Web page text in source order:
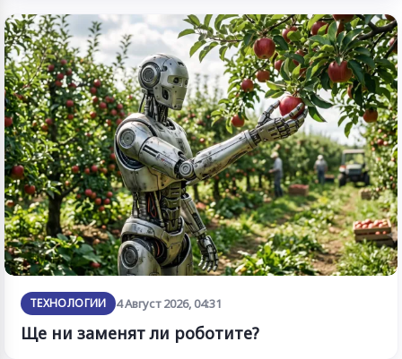
ТЕХНОЛОГИИ 4 Август 2026, 04:31
Ще ни заменят ли роботите?